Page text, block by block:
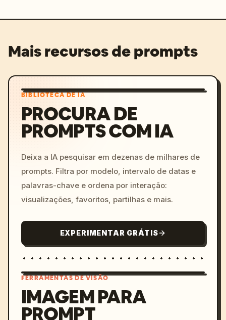
Mais recursos de prompts
BIBLIOTECA DE IA
PROCURA DE
PROMPTS COM IA
Deixa a IA pesquisar em dezenas de milhares de
prompts. Filtra por modelo, intervalo de datas e
palavras-chave e ordena por interação:
visualizações, favoritos, partilhas e mais.
EXPERIMENTAR GRÁTIS
FERRAMENTAS DE VISÃO
IMAGEM PARA
PROMPT